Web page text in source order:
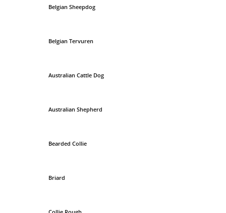
Belgian Sheepdog
Belgian Tervuren
Australian Cattle Dog
Australian Shepherd
Bearded Collie
Briard